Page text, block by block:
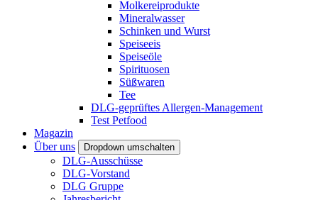
Molkereiprodukte
Mineralwasser
Schinken und Wurst
Speiseeis
Speiseöle
Spirituosen
Süßwaren
Tee
DLG-geprüftes Allergen-Management
Test Petfood
Magazin
Über uns
Dropdown umschalten
DLG-Ausschüsse
DLG-Vorstand
DLG Gruppe